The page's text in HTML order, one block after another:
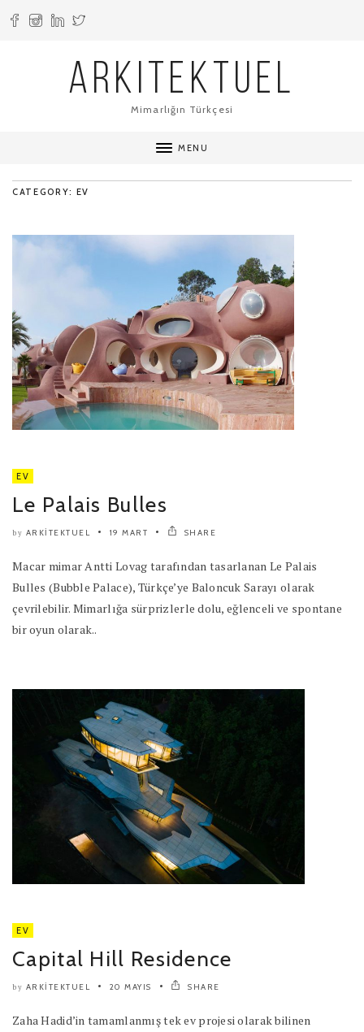
ARKITEKTUEL
Mimarlığın Türkçesi
MENU
CATEGORY: EV
EV
Le Palais Bulles
by ARKITEKTUEL 19 MART SHARE
Macar mimar Antti Lovag tarafından tasarlanan Le Palais
Bulles (Bubble Palace), Türkçe’ye Baloncuk Sarayı olarak
çevrilebilir. Mimarlığa sürprizlerle dolu, eğlenceli ve spontane
bir oyun olarak..
EV
Capital Hill Residence
by ARKITEKTUEL 20 MAYIS SHARE
Zaha Hadid’in tamamlanmış tek ev projesi olarak bilinen